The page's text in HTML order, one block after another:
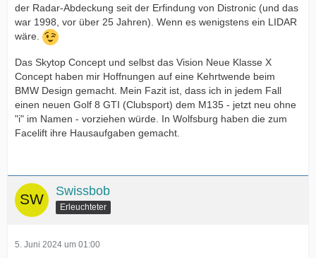
der Radar-Abdeckung seit der Erfindung von Distronic (und das
war 1998, vor über 25 Jahren). Wenn es wenigstens ein LIDAR
wäre.
Das Skytop Concept und selbst das Vision Neue Klasse X
Concept haben mir Hoffnungen auf eine Kehrtwende beim
BMW Design gemacht. Mein Fazit ist, dass ich in jedem Fall
einen neuen Golf 8 GTI (Clubsport) dem M135 - jetzt neu ohne
"i" im Namen - vorziehen würde. In Wolfsburg haben die zum
Facelift ihre Hausaufgaben gemacht.
Swissbob
Erleuchteter
5. Juni 2024 um 01:00